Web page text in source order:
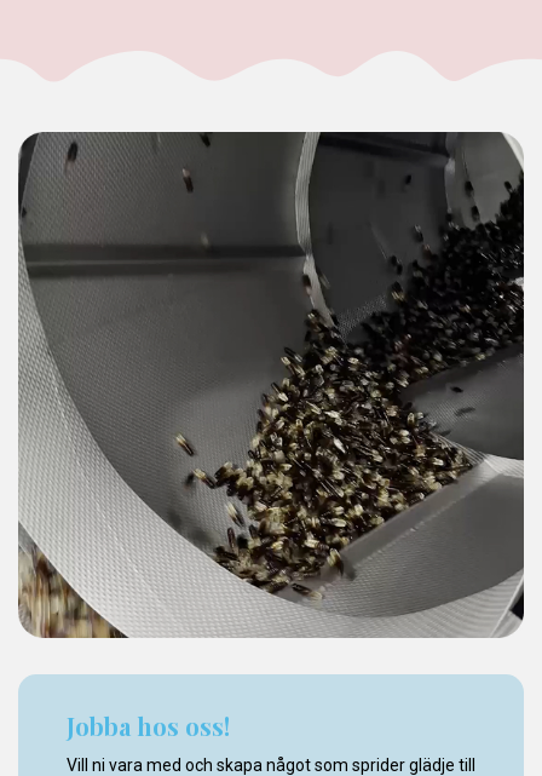
Jobba hos oss!
Vill ni vara med och skapa något som sprider glädje till